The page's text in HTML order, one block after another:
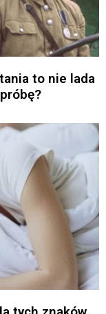
to nie lada